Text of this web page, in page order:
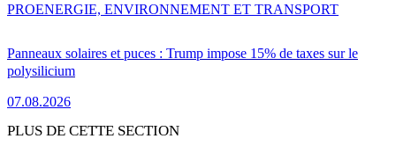
Panneaux solaires et puces : Trump impose 15% de taxes sur le
polysilicium
07.08.2026
PROENERGIE, ENVIRONNEMENT ET TRANSPORT
PLUS DE CETTE SECTION